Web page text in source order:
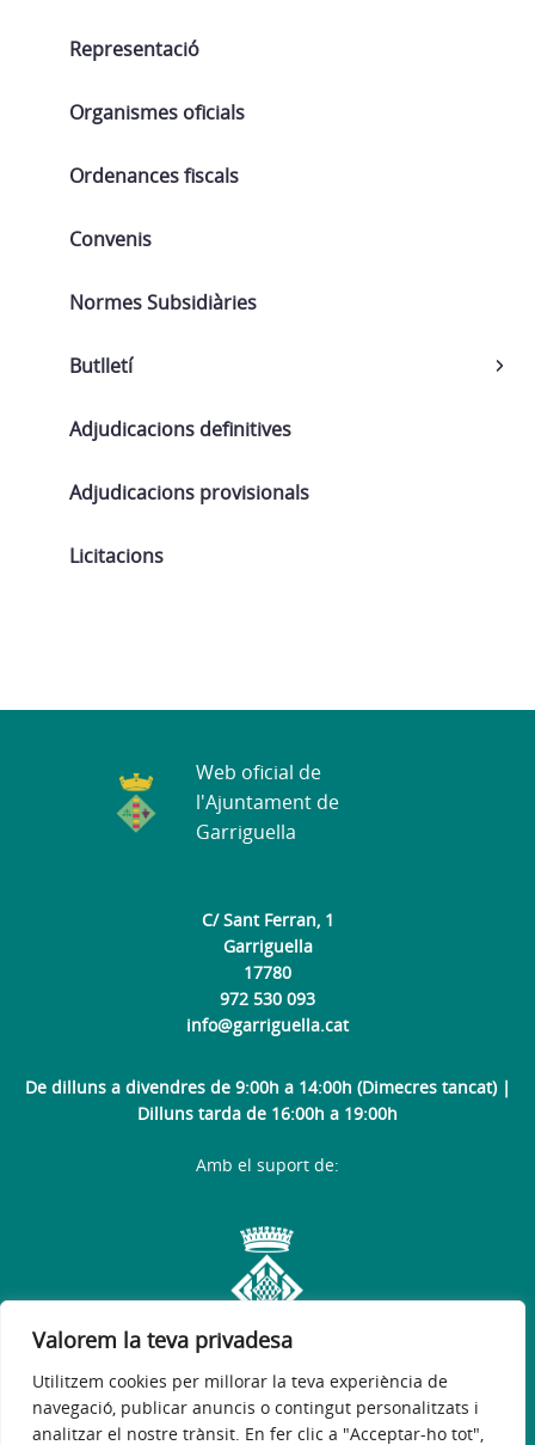
Valorem la teva privadesa
Utilitzem cookies per millorar la teva experiència de
navegació, publicar anuncis o contingut personalitzats i
analitzar el nostre trànsit. En fer clic a "Acceptar-ho tot",
Representació
Organismes oficials
Ordenances fiscals
Convenis
Normes Subsidiàries
Butlletí
Adjudicacions definitives
Adjudicacions provisionals
Licitacions
C/ Sant Ferran, 1
Garriguella
17780
972 530 093
info@garriguella.cat
De dilluns a divendres de 9:00h a 14:00h (Dimecres tancat) |
Dilluns tarda de 16:00h a 19:00h
Web oficial de
l'Ajuntament de
Garriguella
Amb el suport de: